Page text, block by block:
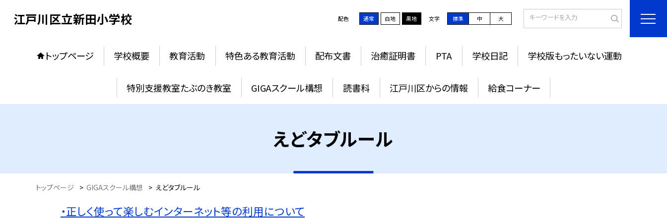
江戸川区立新田小学校 配色 通常 白地 黒地 文字 標準 中 大
トップページ 学校概要 教育活動 特色ある教育活動 配布文書 治癒証明書 PTA 学校日記 学校版もったいない運動
特別支援教室たぶのき教室 GIGAスクール構想 読書科 江戸川区からの情報 給食コーナー
えどタブルール
トップページ > GIGAスクール構想 > えどタブルール
・正しく使って楽しむインターネット等の利用について